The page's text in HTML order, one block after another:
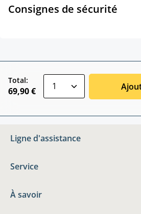
Consignes de sécurité
Total:
69,90 €
Ligne d'assistance
Service
À savoir